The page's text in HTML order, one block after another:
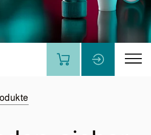
Artikel mit allen Spezifikationen